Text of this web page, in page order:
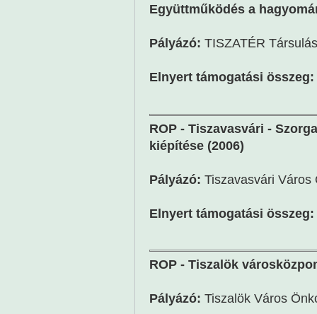
Együttműködés a
Pályázó: TISZATÉR Társulás
Elnyert támogatási összeg:
ROP - Tiszavasvári -
kiépítése (2006)
Pályázó: Tiszavasvári Város
Elnyert támogatási összeg:
ROP - Tiszalök
Pályázó: Tiszalök Város